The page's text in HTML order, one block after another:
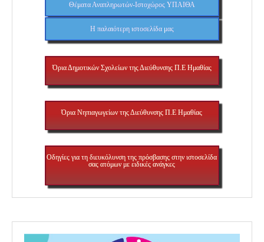
Θέματα Αναπληρωτών-Ιστοχώρος ΥΠΑΙΘΑ
H παλαιότερη ιστοσελίδα μας
Όρια Δημοτικών Σχολείων της Διεύθυνσης Π.Ε Ημαθίας
Όρια Νηπιαγωγείων της Διεύθυνσης Π.Ε Ημαθίας
Οδηγίες για τη διευκόλυνση της πρόσβασης στην ιστοσελίδα
σας ατόμων με ειδικές ανάγκες